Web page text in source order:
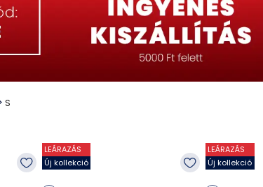
S
LEÁRAZÁS
Új kollekció
LEÁRAZÁS
Új kollekció